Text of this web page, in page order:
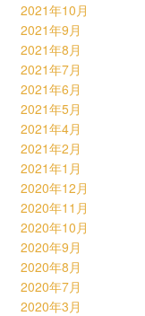
2021年10月
2021年9月
2021年8月
2021年7月
2021年6月
2021年5月
2021年4月
2021年2月
2021年1月
2020年12月
2020年11月
2020年10月
2020年9月
2020年8月
2020年7月
2020年3月